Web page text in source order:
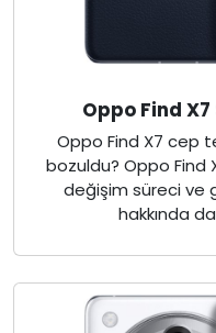
Oppo Find
Oppo Find X7 cep
bozuldu? Oppo Find
değişim süreci ve
hakkında